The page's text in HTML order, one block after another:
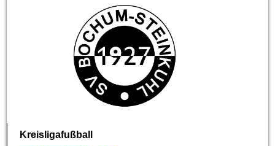
Kreisligafußball